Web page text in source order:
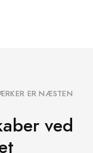
ER NÆSTEN
ved